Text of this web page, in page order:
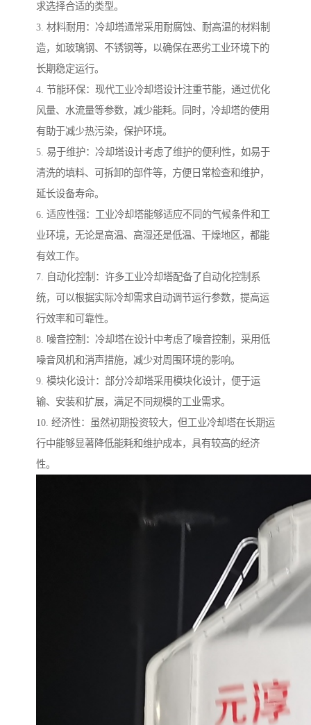
求选择合适的类型。
3. 材料耐用：冷却塔通常采用耐腐蚀、耐高温的材料制
造，如玻璃钢、不锈钢等，以确保在恶劣工业环境下的
长期稳定运行。
4. 节能环保：现代工业冷却塔设计注重节能，通过优化
风量、水流量等参数，减少能耗。同时，冷却塔的使用
有助于减少热污染，保护环境。
5. 易于维护：冷却塔设计考虑了维护的便利性，如易于
清洗的填料、可拆卸的部件等，方便日常检查和维护，
延长设备寿命。
6. 适应性强：工业冷却塔能够适应不同的气候条件和工
业环境，无论是高温、高湿还是低温、干燥地区，都能
有效工作。
7. 自动化控制：许多工业冷却塔配备了自动化控制系
统，可以根据实际冷却需求自动调节运行参数，提高运
行效率和可靠性。
8. 噪音控制：冷却塔在设计中考虑了噪音控制，采用低
噪音风机和消声措施，减少对周围环境的影响。
9. 模块化设计：部分冷却塔采用模块化设计，便于运
输、安装和扩展，满足不同规模的工业需求。
10. 经济性：虽然初期投资较大，但工业冷却塔在长期运
行中能够显著降低能耗和维护成本，具有较高的经济
性。